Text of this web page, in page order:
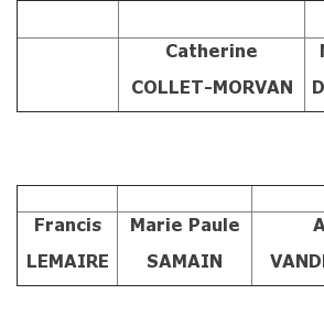
Catherine
COLLET-MORVAN
Francis
LEMAIRE
Marie Paule
SAMAIN